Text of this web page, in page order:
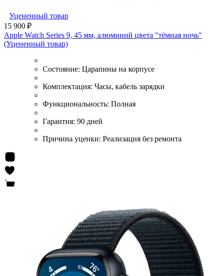
Уцененный товар
15 900 ₽
Apple Watch Series 9, 45 мм, алюминий цвета "тёмная ночь"
(Уцененный товар)
Состояние: Царапины на корпусе
Комплектация: Часы, кабель зарядки
Функциональность: Полная
Гарантия: 90 дней
Причина уценки: Реализация без ремонта